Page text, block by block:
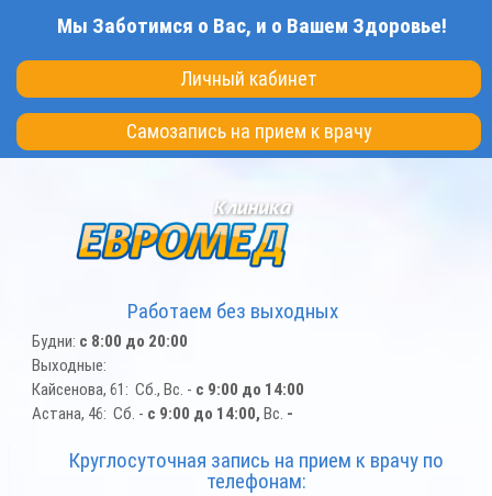
основному
содержанию
Мы Заботимся о Вас, и о Вашем Здоровье!
Личный кабинет
Самозапись на прием к врачу
Работаем без выходных
Будни: с 8:00 до 20:00
Выходные:
Кайсенова, 61: Сб., Вс. - с 9:00 до 14:00
Астана, 46: Сб. - с 9:00 до 14:00, Вс. -
Круглосуточная запись на прием к врачу по
телефонам: